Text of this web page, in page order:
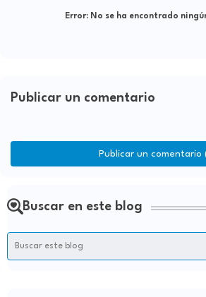
Error:No se ha encontrado
Publicar un comentario
Publicar un comentario
Buscar en este blog